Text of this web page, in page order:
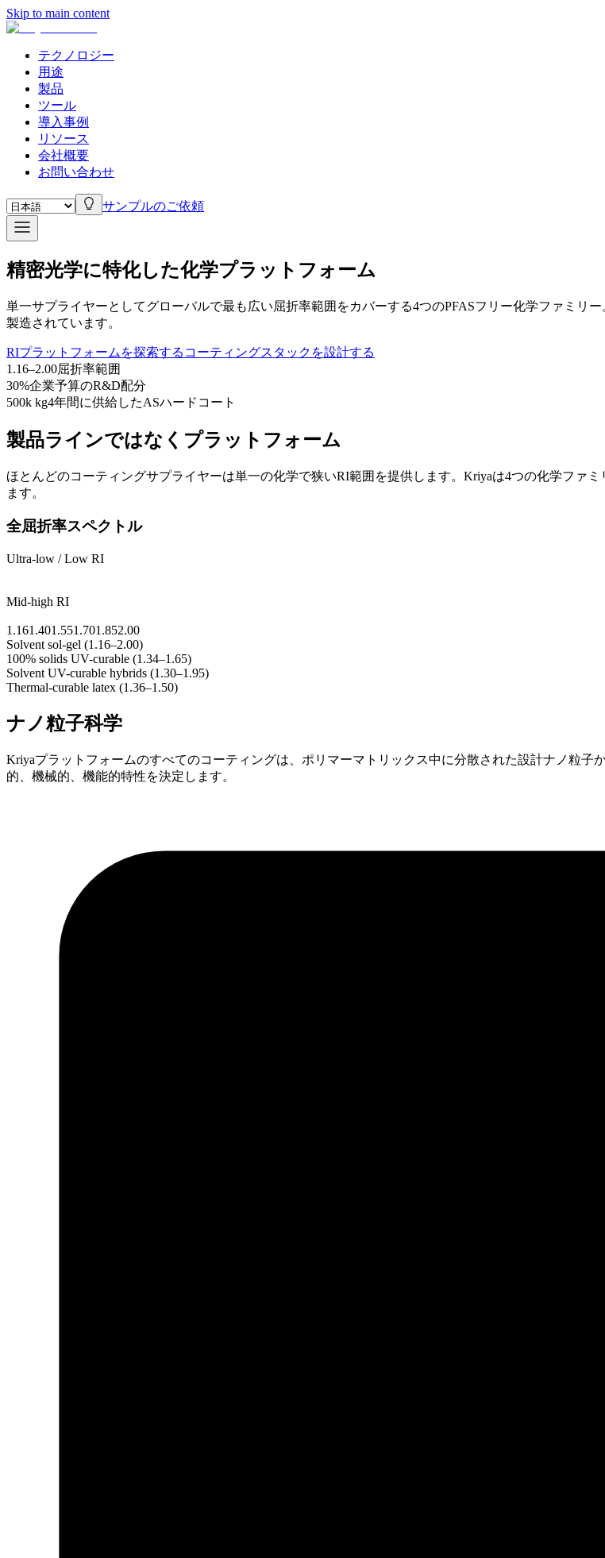
Skip to main content
テクノロジー
用途
製品
ツール
導入事例
リソース
会社概要
お問い合わせ
サンプルのご依頼
精密光学に特化した化学プラットフォーム
単一サプライヤーとしてグローバルで最も広い屈折率範囲をカバーする4つのPFASフリー化学ファミリ
製造されています。
RIプラットフォームを探索する コーティングスタックを設計する
1.16–2.00屈折率範囲
30%企業予算のR&D配分
500k kg4年間に供給したASハードコート
製品ラインではなくプラットフォーム
ほとんどのコーティングサプライヤーは単一の化学で狭いRI範囲を提供します。Kriyaは4つの化学ファ
ます。
全屈折率スペクトル
Ultra-low / Low RI
Mid-high RI
1.161.401.551.701.852.00
Solvent sol-gel (1.16–2.00)
100% solids UV-curable (1.34–1.65)
Solvent UV-curable hybrids (1.30–1.95)
Thermal-curable latex (1.36–1.50)
ナノ粒子科学
Kriyaプラットフォームのすべてのコーティングは、ポリマーマトリックス中に分散された設計ナノ粒
的、機械的、機能的特性を決定します。